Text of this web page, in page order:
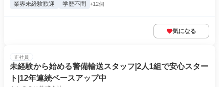
業界未経験歓迎 学歴不問 +12個
気になる
正社員
未経験から始める警備輸送スタッフ|2人1組で安心スター
ト|12年連続ベースアップ中